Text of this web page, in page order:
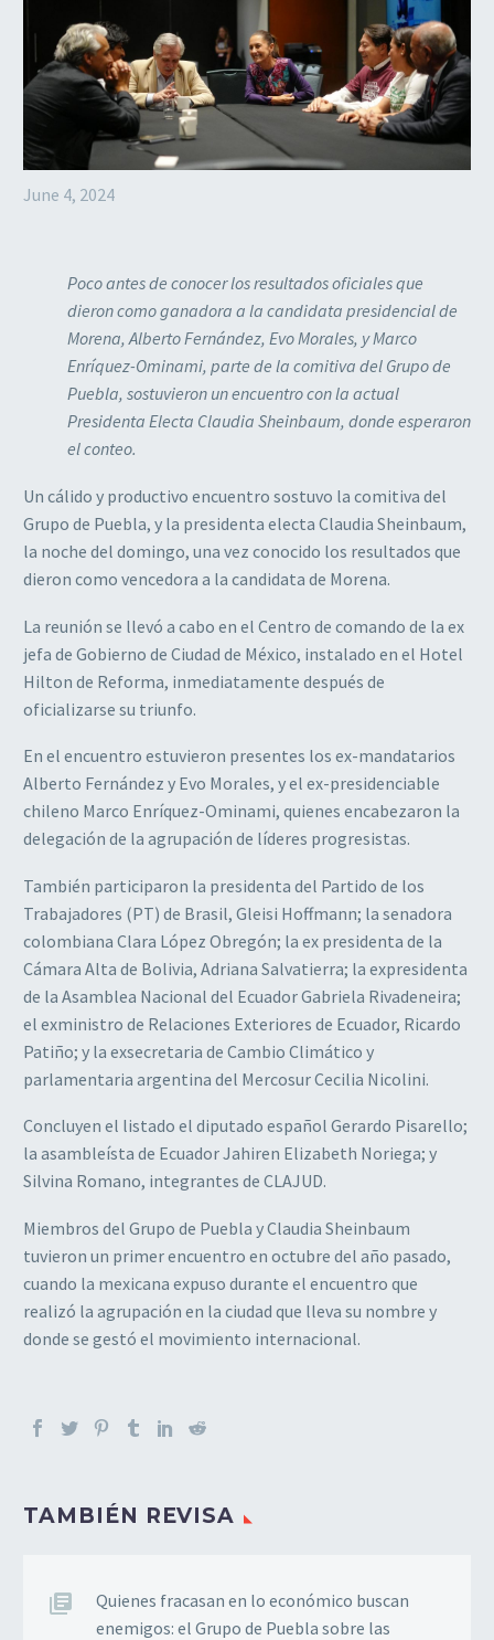
June 4, 2024
Poco antes de conocer los resultados oficiales que
dieron como ganadora a la candidata presidencial de
Morena, Alberto Fernández, Evo Morales, y Marco
Enríquez-Ominami, parte de la comitiva del Grupo de
Puebla, sostuvieron un encuentro con la actual
Presidenta Electa Claudia Sheinbaum, donde esperaron
el conteo.
Un cálido y productivo encuentro sostuvo la comitiva del
Grupo de Puebla, y la presidenta electa Claudia Sheinbaum,
la noche del domingo, una vez conocido los resultados que
dieron como vencedora a la candidata de Morena.
La reunión se llevó a cabo en el Centro de comando de la ex
jefa de Gobierno de Ciudad de México, instalado en el Hotel
Hilton de Reforma, inmediatamente después de
oficializarse su triunfo.
En el encuentro estuvieron presentes los ex-mandatarios
Alberto Fernández y Evo Morales, y el ex-presidenciable
chileno Marco Enríquez-Ominami, quienes encabezaron la
delegación de la agrupación de líderes progresistas.
También participaron la presidenta del Partido de los
Trabajadores (PT) de Brasil, Gleisi Hoffmann; la senadora
colombiana Clara López Obregón; la ex presidenta de la
Cámara Alta de Bolivia, Adriana Salvatierra; la expresidenta
de la Asamblea Nacional del Ecuador Gabriela Rivadeneira;
el exministro de Relaciones Exteriores de Ecuador, Ricardo
Patiño; y la exsecretaria de Cambio Climático y
parlamentaria argentina del Mercosur Cecilia Nicolini.
Concluyen el listado el diputado español Gerardo Pisarello;
la asambleísta de Ecuador Jahiren Elizabeth Noriega; y
Silvina Romano, integrantes de CLAJUD.
Miembros del Grupo de Puebla y Claudia Sheinbaum
tuvieron un primer encuentro en octubre del año pasado,
cuando la mexicana expuso durante el encuentro que
realizó la agrupación en la ciudad que lleva su nombre y
donde se gestó el movimiento internacional.
TAMBIÉN REVISA
Quienes fracasan en lo económico buscan
enemigos: el Grupo de Puebla sobre las